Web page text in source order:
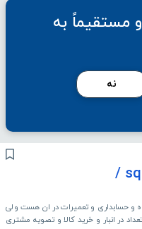
مستقیماً به
نه
و حسابداری و تعمیرات در ان هست ولی
در انبار و خرید کالا و تصویه مشتری